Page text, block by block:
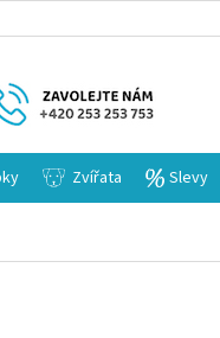
Zvířata Slevy